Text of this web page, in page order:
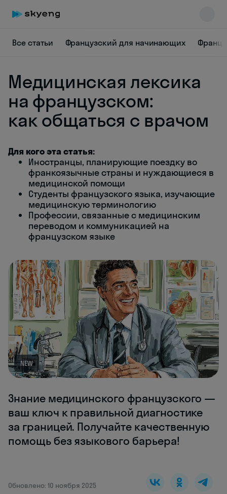
Все статьи Французский для начинающих
Медицинская лексика
на французском:
как общаться с врачом
Для кого эта статья:
Иностранцы, планирующие поездку во
франкоязычные страны и нуждающиеся в
медицинской помощи
Студенты французского языка, изучающие
медицинскую терминологию
Профессии, связанные с медицинским
переводом и коммуникацией на
французском языке
NEW
Знание медицинского французского —
ваш ключ к правильной диагностике
за границей. Получайте качественную
помощь без языкового барьера!
Обновлено: 10 ноября 2025